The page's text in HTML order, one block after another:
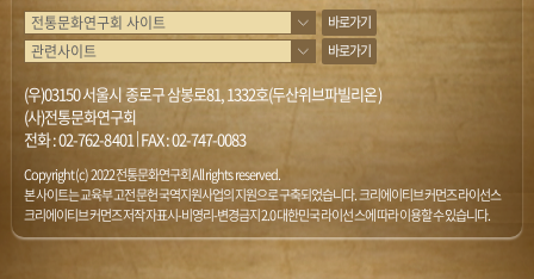
바로가기
바로가기
(우)03150 서울시 종로구 삼봉로81, 1332호(두산위브파빌리온)
(사)전통문화연구회
전화 :02-762-8401|FAX : 02-747-0083
Copyright (c) 2022 전통문화연구회 All rights reserved.
본 사이트는 교육부 고전문헌 국역지원사업의 지원으로 구축되었습니다. 크리에이티브 커먼즈 라이선스
크리에이티브 커먼즈 저작자표시-비영리-변경금지 2.0 대한민국 라이선스에 따라 이용할 수 있습니다.